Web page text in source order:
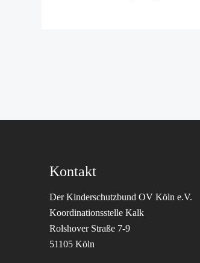
Kontakt
Der Kinderschutzbund OV Köln e.V.
Koordinationsstelle Kalk
Rolshover Straße 7-9
51105 Köln